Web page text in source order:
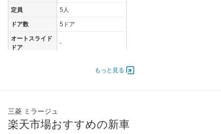
定員 5人
ドア数 5ドア
オートスライド
ドア
-
57.00 [78]/ 6,000
タイヤ
前輪サイズ 175/55R15
もっと見る
三菱 ミラージュ
楽天市場おすすめの新車